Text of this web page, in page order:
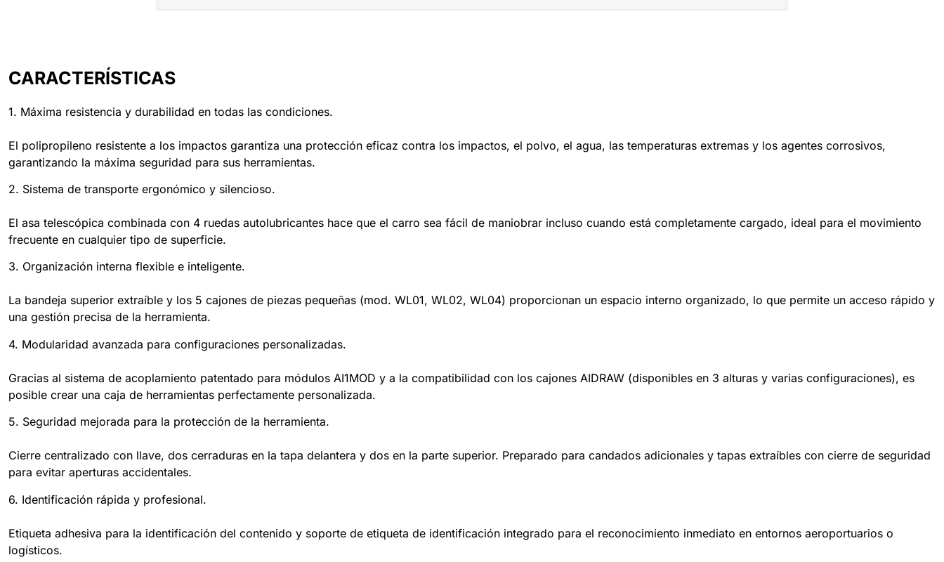
CARACTERÍSTICAS
1. Máxima resistencia y durabilidad en todas las condiciones.
El polipropileno resistente a los impactos garantiza una protección eficaz contra los impactos, el polvo, el agua, las temperaturas extremas y los agentes corrosivos,
garantizando la máxima seguridad para sus herramientas.
2. Sistema de transporte ergonómico y silencioso.
El asa telescópica combinada con 4 ruedas autolubricantes hace que el carro sea fácil de maniobrar incluso cuando está completamente cargado, ideal para el movimiento
frecuente en cualquier tipo de superficie.
3. Organización interna flexible e inteligente.
La bandeja superior extraíble y los 5 cajones de piezas pequeñas (mod. WL01, WL02, WL04) proporcionan un espacio interno organizado, lo que permite un acceso rápido y
una gestión precisa de la herramienta.
4. Modularidad avanzada para configuraciones personalizadas.
Gracias al sistema de acoplamiento patentado para módulos AI1MOD y a la compatibilidad con los cajones AIDRAW (disponibles en 3 alturas y varias configuraciones), es
posible crear una caja de herramientas perfectamente personalizada.
5. Seguridad mejorada para la protección de la herramienta.
Cierre centralizado con llave, dos cerraduras en la tapa delantera y dos en la parte superior. Preparado para candados adicionales y tapas extraíbles con cierre de seguridad
para evitar aperturas accidentales.
6. Identificación rápida y profesional.
Etiqueta adhesiva para la identificación del contenido y soporte de etiqueta de identificación integrado para el reconocimiento inmediato en entornos aeroportuarios o
logísticos.